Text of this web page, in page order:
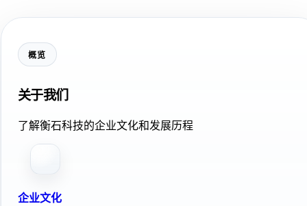
概览
关于我们
了解衡石科技的企业文化和发展历程
企业文化